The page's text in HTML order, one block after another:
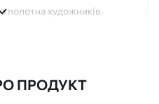
полотна художників.
ПРОДУКТ